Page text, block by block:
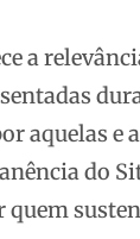
a
aquelas e
do
quem